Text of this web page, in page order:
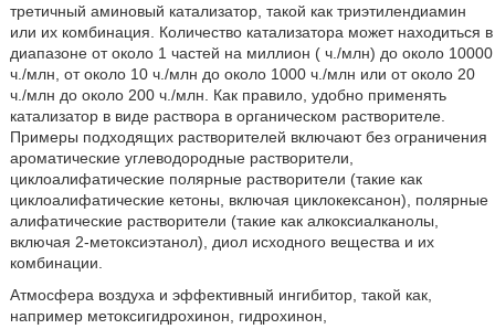
третичный аминовый катализатор, такой как триэтилендиамин
или их комбинация. Количество катализатора может находиться в
диапазоне от около 1 частей на миллион ( ч./млн) до около 10000
ч./млн, от около 10 ч./млн до около 1000 ч./млн или от около 20
ч./млн до около 200 ч./млн. Как правило, удобно применять
катализатор в виде раствора в органическом растворителе.
Примеры подходящих растворителей включают без ограничения
ароматические углеводородные растворители,
циклоалифатические полярные растворители (такие как
циклоалифатические кетоны, включая циклокексанон), полярные
алифатические растворители (такие как алкоксиалканолы,
включая 2-метоксиэтанол), диол исходного вещества и их
комбинации.
Атмосфера воздуха и эффективный ингибитор, такой как,
например метоксигидрохинон, гидрохинон,